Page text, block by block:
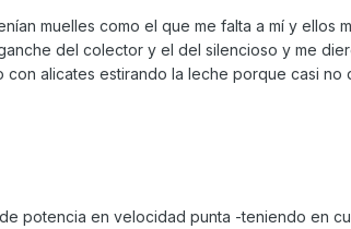
muelles como el que me falta a mí y ellos
del colector y el del silencioso y me
alicates estirando la leche porque casi no
potencia en velocidad punta -teniendo en